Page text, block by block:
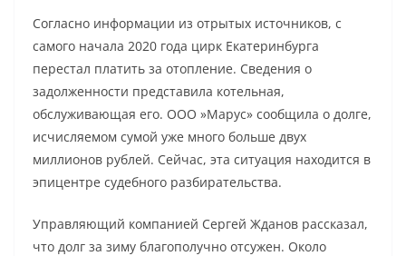
Согласно информации из отрытых источников, с
самого начала 2020 года цирк Екатеринбурга
перестал платить за отопление. Сведения о
задолженности представила котельная,
обслуживающая его. ООО »Марус» сообщила о долге,
исчисляемом сумой уже много больше двух
миллионов рублей. Сейчас, эта ситуация находится в
эпицентре судебного разбирательства.
Управляющий компанией Сергей Жданов рассказал,
что долг за зиму благополучно отсужен. Около